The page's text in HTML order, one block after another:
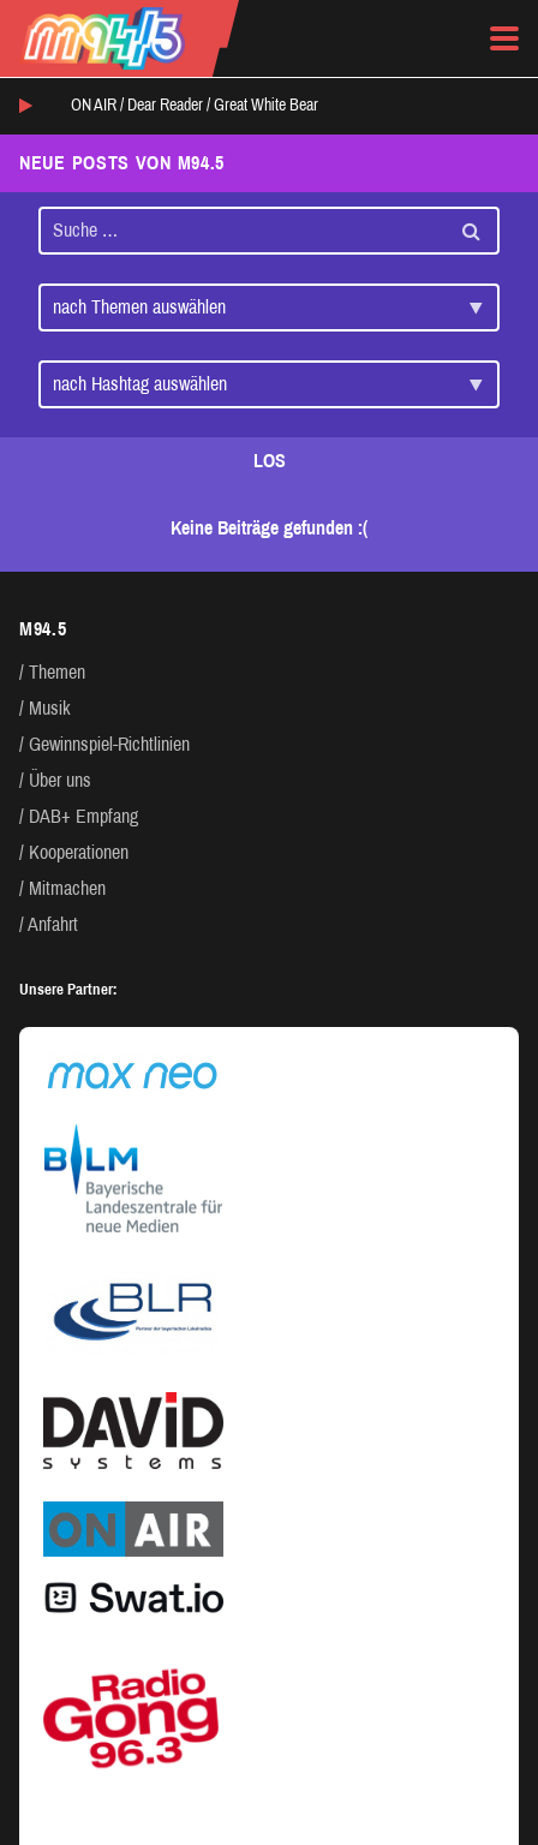
ON AIR / Dear Reader / Great White Bear
NEUE POSTS VON M94.5
LOS
Keine Beiträge gefunden :(
M94.5
Themen
Musik
Gewinnspiel-Richtlinien
Über uns
DAB+ Empfang
Kooperationen
Mitmachen
Anfahrt
Unsere Partner: